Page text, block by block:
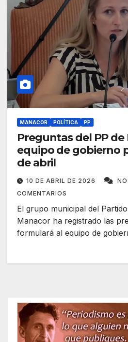
MANACOR POLÍTICA PP
Preguntas del PP de
equipo de gobierno
de abril
10 DE ABRIL DE 2026
COMENTARIOS
El grupo municipal del
Manacor ha registrado las
formulará al equipo de